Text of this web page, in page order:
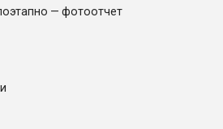
— фотоотчет